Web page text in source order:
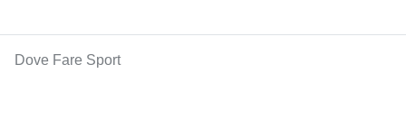
Dove Fare Sport